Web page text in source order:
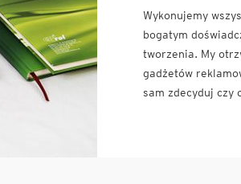
Wykonujemy
bogatym
tworzenia. My
gadżetów
sam zdecyduj czy